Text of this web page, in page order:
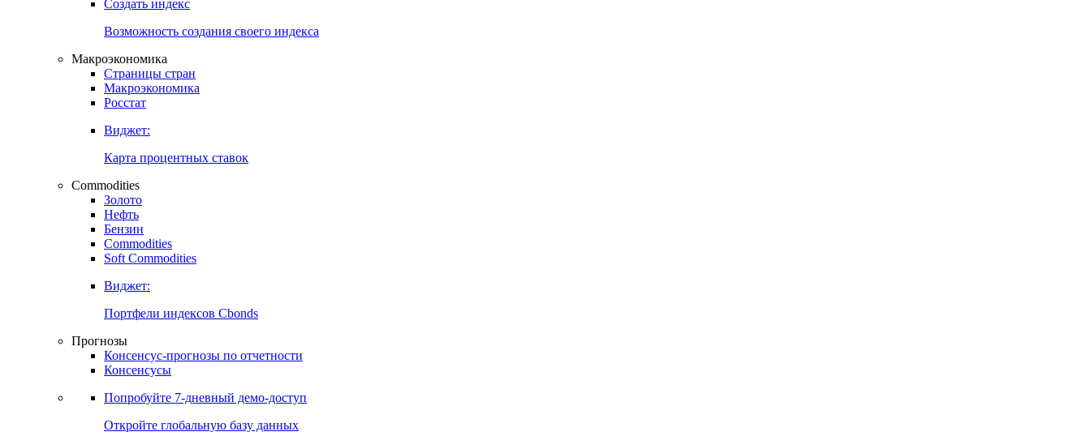
Курсы валют Forex
Ставки центральных банков
Создать индекс
Возможность создания своего индекса
Макроэкономика
Страницы стран
Макроэкономика
Росстат
Виджет:
Карта процентных ставок
Commodities
Золото
Нефть
Бензин
Commodities
Soft Commodities
Виджет:
Портфели индексов Cbonds
Прогнозы
Консенсус-прогнозы по отчетности
Консенсусы